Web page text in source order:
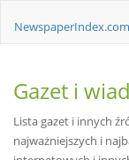
NewspaperIndex.com
Gazet i
Lista gazet i innych
najważniejszych i